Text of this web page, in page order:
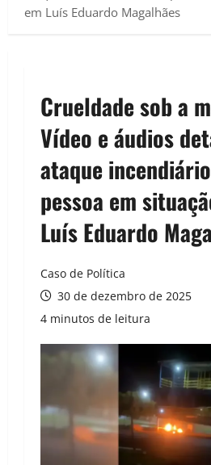
em Luís Eduardo Magalhães
Crueldade sob a
Vídeo e áudios
ataque
pessoa em
Luís Eduardo
Caso de Política
30 de dezembro de 2025
4 minutos de leitura